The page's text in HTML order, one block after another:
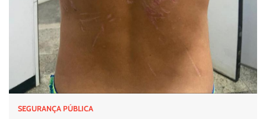
SEGURANÇA PÚBLICA